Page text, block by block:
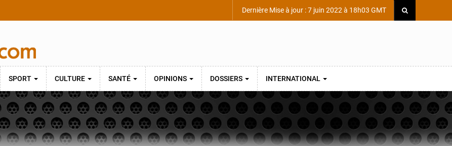
Dernière Mise à jour : 7 juin 2022 à 18h03 GMT
SPORT CULTURE SANTÉ OPINIONS DOSSIERS INTERNATIONAL